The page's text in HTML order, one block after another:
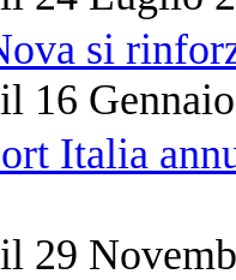
si
16
Italia
29